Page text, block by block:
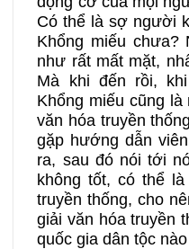
Có thể là sợ người
Khổng miếu chưa?
như rất mất mặt,
Mà khi đến rồi,
Khổng miếu cũng
văn hóa truyền
gặp hướng dẫn
ra, sau đó nói tới
không tốt, có thể
truyền thống, cho
giải văn hóa truyền
quốc gia dân tộc